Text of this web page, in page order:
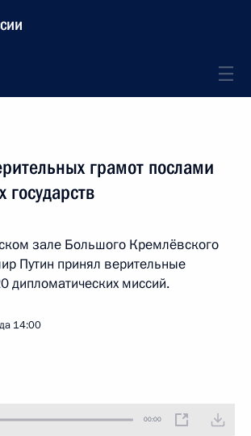
грамот послами
государств
зале Большого Кремлёвского
Путин принял верительные
дипломатических миссий.
14:00
00:00